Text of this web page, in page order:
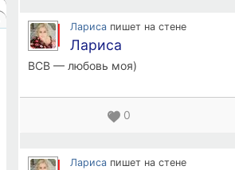
Лариса пишет на стене
Лариса
ВСВ — любовь моя)
0
Лариса пишет на стене